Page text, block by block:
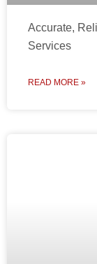
Accurate,
Services
READ MORE »